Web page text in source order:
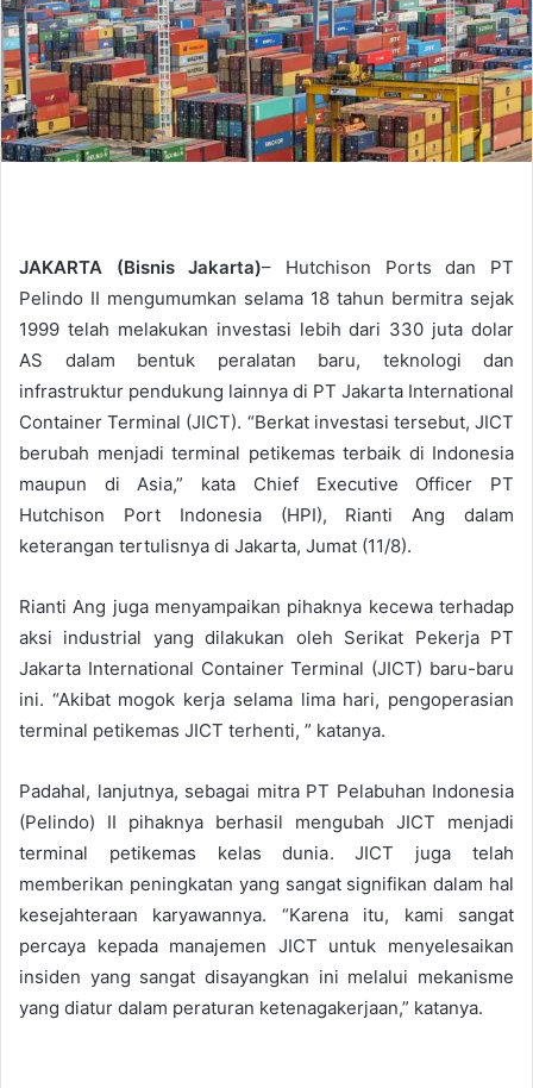
m
a
i
l
JAKARTA (Bisnis Jakarta)– Hutchison Ports dan PT
Pelindo II mengumumkan selama 18 tahun bermitra sejak
1999 telah melakukan investasi lebih dari 330 juta dolar
AS dalam bentuk peralatan baru, teknologi dan
infrastruktur pendukung lainnya di PT Jakarta International
Container Terminal (JICT). “Berkat investasi tersebut, JICT
berubah menjadi terminal petikemas terbaik di Indonesia
maupun di Asia,” kata Chief Executive Officer PT
Hutchison Port Indonesia (HPI), Rianti Ang dalam
keterangan tertulisnya di Jakarta, Jumat (11/8).
Rianti Ang juga menyampaikan pihaknya kecewa terhadap
aksi industrial yang dilakukan oleh Serikat Pekerja PT
Jakarta International Container Terminal (JICT) baru-baru
ini. “Akibat mogok kerja selama lima hari, pengoperasian
terminal petikemas JICT terhenti, ” katanya.
Padahal, lanjutnya, sebagai mitra PT Pelabuhan Indonesia
(Pelindo) II pihaknya berhasil mengubah JICT menjadi
terminal petikemas kelas dunia. JICT juga telah
memberikan peningkatan yang sangat signifikan dalam hal
kesejahteraan karyawannya. “Karena itu, kami sangat
percaya kepada manajemen JICT untuk menyelesaikan
insiden yang sangat disayangkan ini melalui mekanisme
yang diatur dalam peraturan ketenagakerjaan,” katanya.